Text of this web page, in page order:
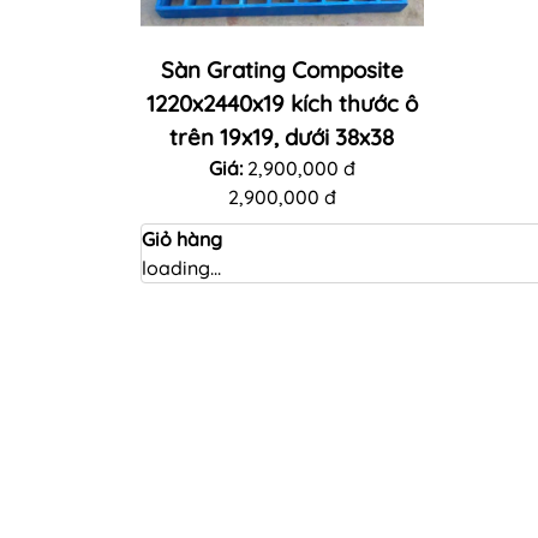
Sàn Grating Composite
1220x2440x19 kích thước ô
trên 19x19, dưới 38x38
Giá: 2,900,000 đ
2,900,000 đ
Giỏ hàng
loading...